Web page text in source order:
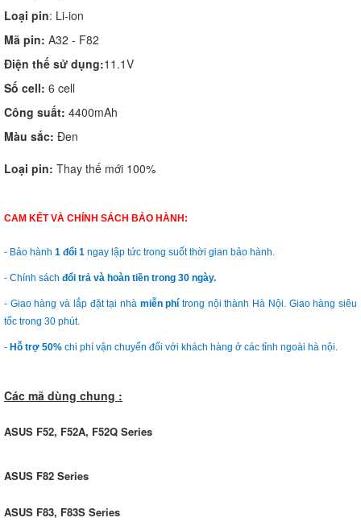
Loại pin: Li-ion
Mã pin: A32 - F82
Điện thế sử dụng:11.1V
Số cell: 6 cell
Công suất: 4400mAh
Màu sắc: Đen
Loại pin: Thay thế mới 100%
CAM KẾT VÀ CHÍNH SÁCH BẢO HÀNH:
- Bảo hành 1 đổi 1 ngay lập tức trong suốt thời gian bảo hành.
- Chính sách đổi trả và hoàn tiền trong 30 ngày.
- Giao hàng và lắp đặt tại nhà miễn phí trong nội thành Hà Nội. Giao hàng siêu
tốc trong 30 phút.
- Hỗ trợ 50% chi phí vận chuyển đối với khách hàng ở các tỉnh ngoài hà nội.
Các mã dùng chung :
ASUS F52, F52A, F52Q Series
ASUS F82 Series
ASUS F83, F83S Series